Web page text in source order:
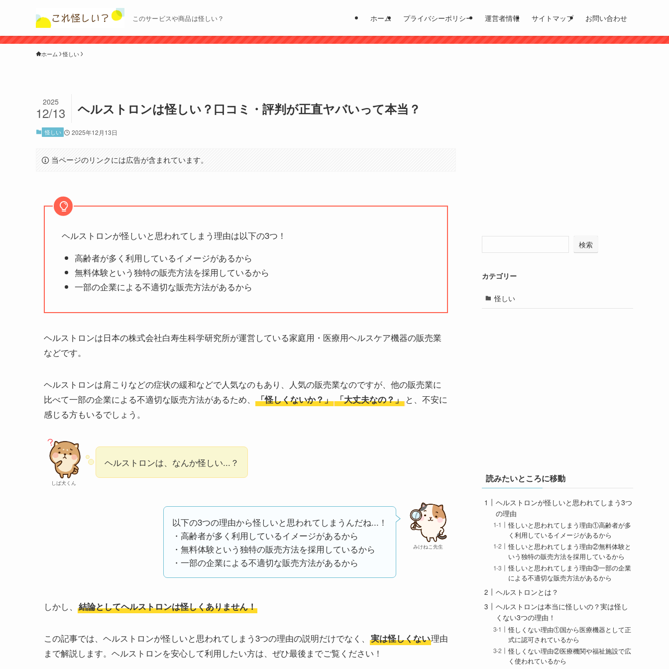
このサービスや商品は怪しい？ ホーム プライバシーポリシー 運営者情報 サイトマップ お問い合わせ
ホーム 怪しい
ヘルストロンは怪しい？口コミ・評判が正直ヤバいって本当？
2025
12/13
怪しい 2025年12月13日
当ページのリンクには広告が含まれています。
ヘルストロンが怪しいと思われてしまう理由は以下の3つ！
高齢者が多く利用しているイメージがあるから
無料体験という独特の販売方法を採用しているから
一部の企業による不適切な販売方法があるから
ヘルストロンは日本の株式会社白寿生科学研究所が運営している家庭用・医療用ヘルスケア機器の販売業
などです。
ヘルストロンは肩こりなどの症状の緩和などで人気なのもあり、人気の販売業なのですが、他の販売業に
比べて一部の企業による不適切な販売方法があるため、
「怪しくないか？」 「大丈夫なの？」 と、不安に
感じる方もいるでしょう。
しば犬くん
ヘルストロンは、なんか怪しい...？
みけねこ先生
以下の3つの理由から怪しいと思われてしまうんだね...！
・高齢者が多く利用しているイメージがあるから
・無料体験という独特の販売方法を採用しているから
・一部の企業による不適切な販売方法があるから
しかし、 結論としてヘルストロンは怪しくありません！
この記事では、ヘルストロンが怪しいと思われてしまう3つの理由の説明だけでなく、 実は怪しくない理由
まで解説します。ヘルストロンを安心して利用したい方は、ぜひ最後までご覧ください！
検索
カテゴリー
怪しい
読みたいところに移動
ヘルストロンが怪しいと思われてしまう3つ
の理由
怪しいと思われてしまう理由①高齢者が多
く利用しているイメージがあるから
怪しいと思われてしまう理由②無料体験と
いう独特の販売方法を採用しているから
怪しいと思われてしまう理由③一部の企業
による不適切な販売方法があるから
ヘルストロンとは？
ヘルストロンは本当に怪しいの？実は怪し
くない3つの理由！
怪しくない理由①国から医療機器として正
式に認可されているから
怪しくない理由②医療機関や福祉施設で広
く使われているから